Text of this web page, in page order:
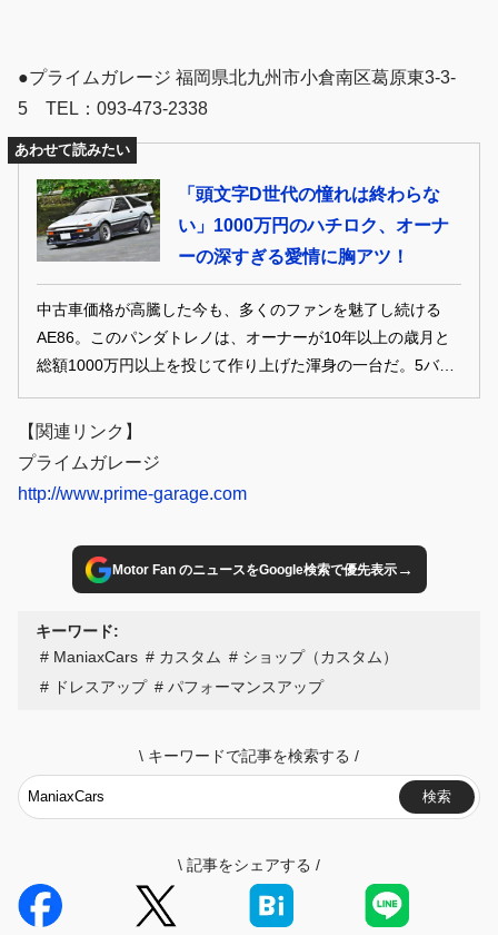
●プライムガレージ 福岡県北九州市小倉南区葛原東3-3-
5 TEL：093-473-2338
あわせて読みたい
「頭文字D世代の憧れは終わらな
い」1000万円のハチロク、オーナ
ーの深すぎる愛情に胸アツ！
中古車価格が高騰した今も、多くのファンを魅了し続ける
AE86。このパンダトレノは、オーナーが10年以上の歳月と
総額1000万円以上を投じて作り上げた渾身の一台だ。5バル
かりなし。令和を生きるAE86の完成形とも呼べる仕上がり
【関連リンク】
プライムガレージ
http://www.prime-garage.com
Motor Fan のニュースをGoogle検索で優先表示→
キーワード:
ManiaxCars
カスタム
ショップ（カスタム）
ドレスアップ
パフォーマンスアップ
\ キーワードで記事を検索する /
検索
\ 記事をシェアする /